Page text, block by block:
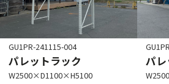
GU1PR-241115-004
パレットラック
W2500×D1100×H5100
パ